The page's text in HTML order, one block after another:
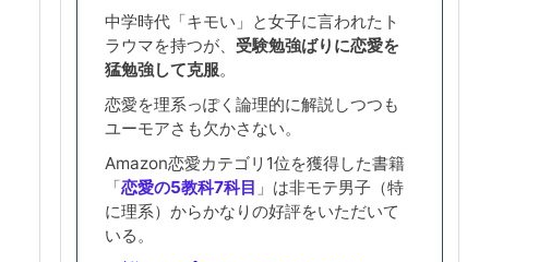
中学時代「キモい」と女子に言われたト
ラウマを持つが、 受験勉強ばりに恋愛を
猛勉強して克服。
恋愛を理系っぽく論理的に解説しつつも
ユーモアさも欠かさない。
Amazon恋愛カテゴリ1位を獲得した書籍
「恋愛の5教科7科目 」は非モテ男子（特
に理系）からかなりの好評をいただいて
いる。